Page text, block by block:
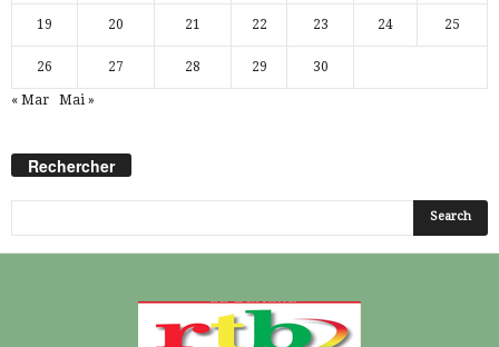
19 20 21 22 23 24 25
26 27 28 29 30
« Mar Mai »
Rechercher